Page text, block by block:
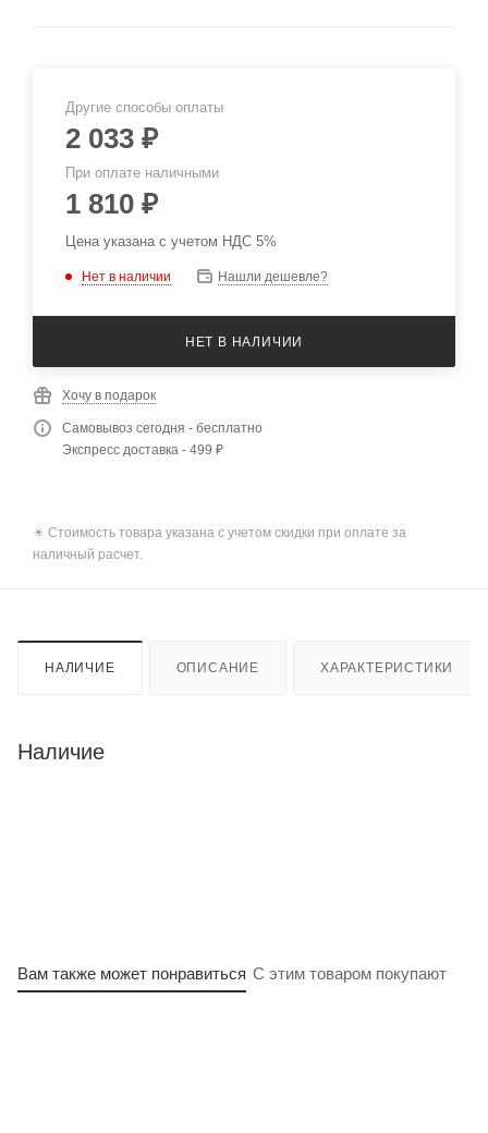
Другие способы оплаты
2 033 ₽
При оплате наличными
1 810 ₽
Цена указана с учетом НДС 5%
Нет в наличии Нашли дешевле?
НЕТ В НАЛИЧИИ
Хочу в подарок
Самовывоз сегодня - бесплатно
Экспресс доставка - 499 ₽
✴️ Стоимость товара указана с учетом скидки при оплате за
наличный расчет.
НАЛИЧИЕ ОПИСАНИЕ ХАРАКТЕРИСТИКИ
Наличие
Вам также может понравиться С этим товаром покупают